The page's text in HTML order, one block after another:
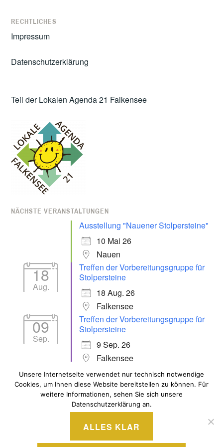
RECHTLICHES
Impressum
Datenschutzerklärung
Teil der Lokalen Agenda 21 Falkensee
NÄCHSTE VERANSTALTUNGEN
Ausstellung "Nauener Stolpersteine"
10 Mai 26
Nauen
18
Aug.
Treffen der Vorbereitungsgruppe für
Stolpersteine
18 Aug. 26
Falkensee
09
Sep.
Treffen der Vorbereitungsgruppe für
Stolpersteine
9 Sep. 26
Falkensee
ALLE VERANSTALTUNGEN
Unsere Internetseite verwendet nur technisch notwendige
Cookies, um Ihnen diese Website bereitstellen zu können. Für
weitere Informationen, sehen Sie sich unsere
Datenschutzerklärung an.
ALLES KLAR